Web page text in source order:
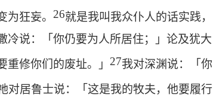
狂妄。 26就是我叫我众仆人的话实践，
冷说：「你仍要为人所居住；」论及犹大
修你们的废址。」 27我对深渊说：「你
对居鲁士说：「这是我的牧夫，他要履行